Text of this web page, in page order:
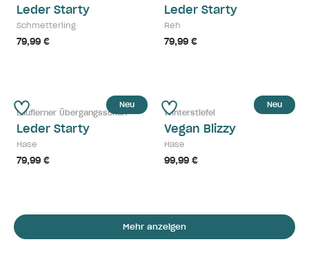
Leder Starty
Schmetterling
79,99 €
Leder Starty
Reh
79,99 €
Neu
Lauflerner Übergangsschuh
Leder Starty
Hase
79,99 €
Neu
Winterstiefel
Vegan Blizzy
Hase
99,99 €
Mehr anzeigen